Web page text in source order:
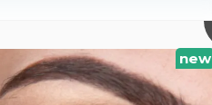
new